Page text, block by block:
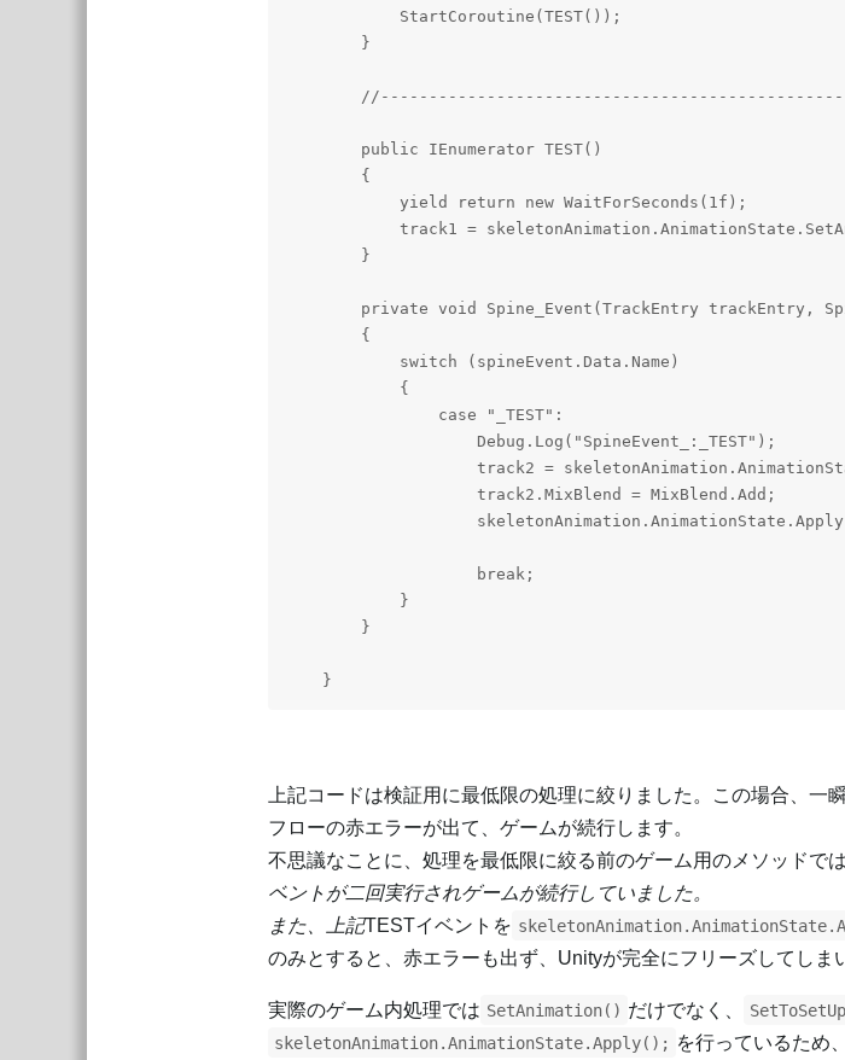
            StartCoroutine(TEST());
        }
        public IEnumerator TEST()
        {
            yield return new WaitForSeconds(1f);
track1 =
        }
private void Spine_Event(TrackEntry trackEntry,
        {
            switch (spineEvent.Data.Name)
            {
                case "_TEST":
                    Debug.Log("SpineEvent_:_TEST");
track2 =
                    track2.MixBlend = MixBlend.Add;
                    break;
            }
        }
    }
上記コードは検証用に最低限の処理に絞りました。この場合、一
フローの赤エラーが出て、ゲームが続行します。
不思議なことに、処理を最低限に絞る前のゲーム用のメソッドで
ベントが二回実行されゲームが続行していました。
また、上記TESTイベントを
のみとすると、赤エラーも出ず、Unityが完全にフリーズしてしま
実際のゲーム内処理では SetAnimation() だけでなく、
skeletonAnimation.AnimationState.Apply(); を行っているため